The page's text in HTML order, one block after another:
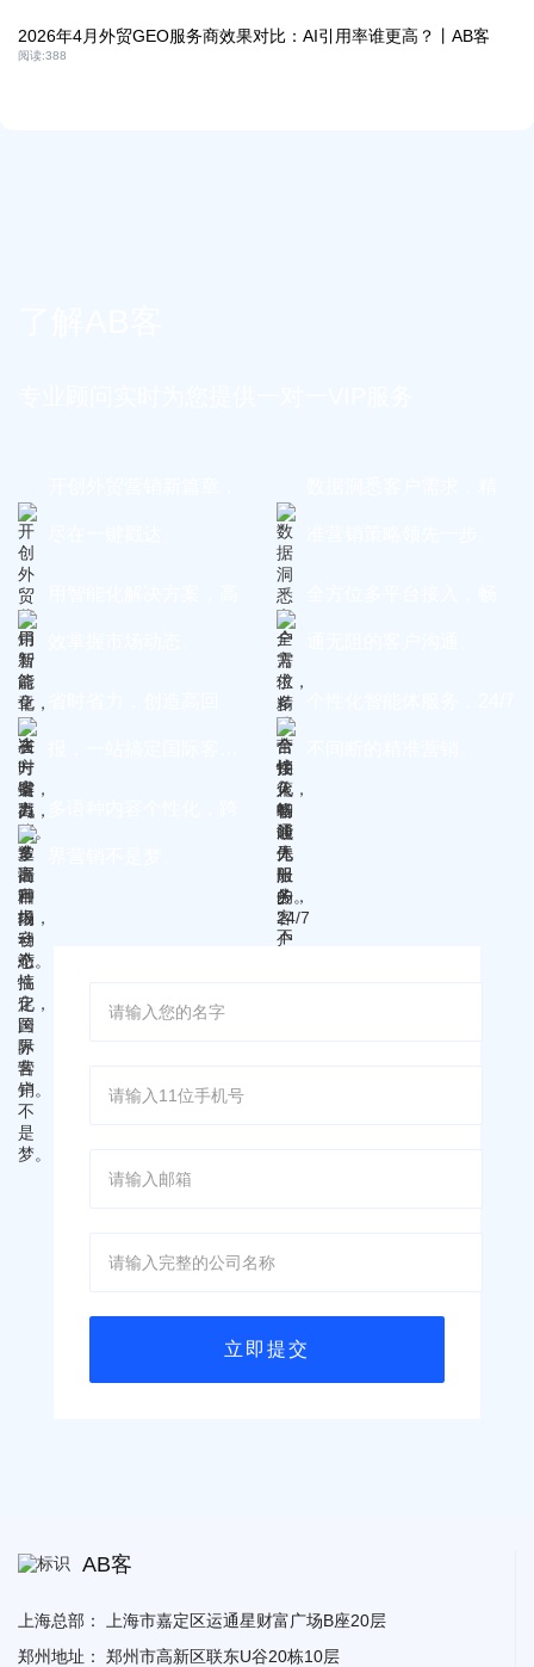
2026年4月外贸GEO服务商效果对比：AI引用率谁更高？丨AB客
阅读:388
AB客
上海总部：
上海市嘉定区运通星财富广场B座20层
郑州地址：
郑州市高新区联东U谷20栋10层